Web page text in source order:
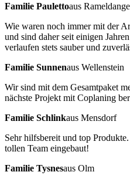
Familie Paulettoaus Rameldange
Wie waren noch immer mit der
und sind daher seit einigen
verlaufen stets sauber und
Familie Sunnenaus Wellenstein
Wir sind mit dem Gesamtpaket
nächste Projekt mit Coplaning
Familie Schlinkaus Mensdorf
Sehr hilfsbereit und top
tollen Team eingebaut!
Familie Tysnesaus Olm